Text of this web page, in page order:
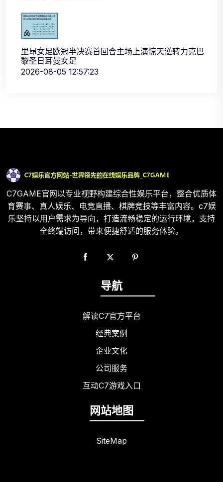
里昂女足欧冠半决赛首回合主场上演惊天逆转力克巴
黎圣日耳曼女足
2026-08-05 12:57:23
C7GAME官网以专业视野构建综合性娱乐平台，整合优质体
育赛事、真人娱乐、电竞直播、棋牌竞技等丰富内容。c7娱
乐坚持以用户需求为导向，打造流畅稳定的运行环境，支持
全终端访问，带来便捷舒适的服务体验。
导航
解读C7官方平台
经典案例
企业文化
公司服务
互动C7游戏入口
网站地图
SiteMap